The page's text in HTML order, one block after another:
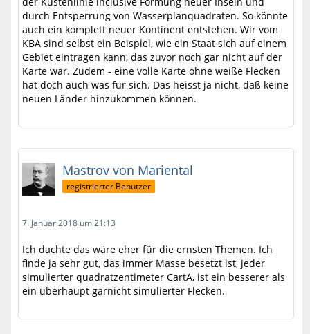
durch Entsperrung von Wasserplanquadraten. So könnte
auch ein komplett neuer Kontinent entstehen. Wir vom
KBA sind selbst ein Beispiel, wie ein Staat sich auf einem
Gebiet eintragen kann, das zuvor noch gar nicht auf der
Karte war. Zudem - eine volle Karte ohne weiße Flecken
hat doch auch was für sich. Das heisst ja nicht, daß keine
neuen Länder hinzukommen können.
Mastrov von Mariental
registrierter Benutzer
7. Januar 2018 um 21:13
Ich dachte das wäre eher für die ernsten Themen. Ich
finde ja sehr gut, das immer Masse besetzt ist, jeder
simulierter quadratzentimeter CartA, ist ein besserer als
ein überhaupt garnicht simulierter Flecken.